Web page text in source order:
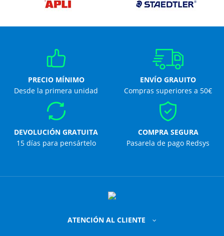
PRECIO MÍNIMO
Desde la primera unidad
ENVÍO GRAUITO
Compras superiores a 50€
DEVOLUCIÓN GRATUITA
15 días para pensártelo
COMPRA SEGURA
Pasarela de pago Redsys
ATENCIÓN AL CLIENTE